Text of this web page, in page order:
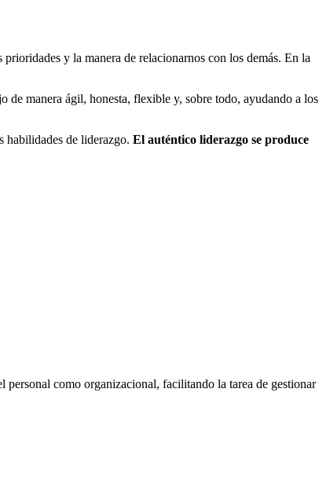
y la manera de relacionarnos con los demás. En la
de manera ágil, honesta, flexible y, sobre todo, ayudando a los
habilidades de liderazgo. El auténtico liderazgo se produce
personal como organizacional, facilitando la tarea de gestionar